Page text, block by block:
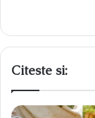
Citeste si: